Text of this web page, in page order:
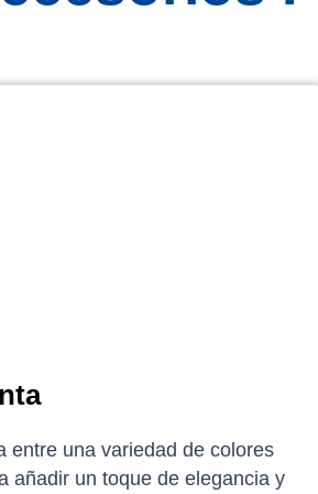
entre una variedad de colores
añadir un toque de elegancia y